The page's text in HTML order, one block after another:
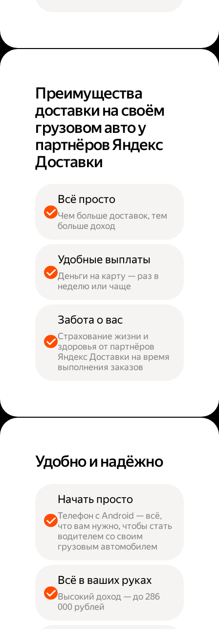
Преимущества
доставки на своём
грузовом авто у
партнёров Яндекс
Доставки
Всё просто
Чем больше доставок, тем
больше доход
Удобные выплаты
Деньги на карту — раз в
неделю или чаще
Забота о вас
Страхование жизни и
здоровья от партнёров
Яндекс Доставки на время
выполнения заказов
Удобно и надёжно
Начать просто
Телефон с Android — всё,
что вам нужно, чтобы стать
водителем со своим
грузовым автомобилем
Всё в ваших руках
Высокий доход — до 286
000 рублей